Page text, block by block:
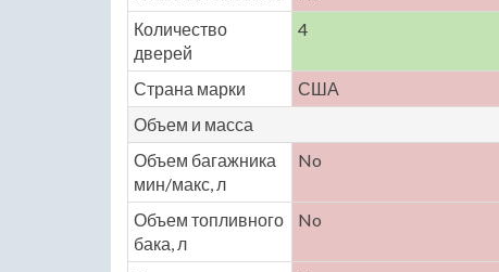
Количество
дверей
4
Страна марки США
Объем и масса
Объем багажника
мин/макс, л
No
Объем топливного
бака, л
No